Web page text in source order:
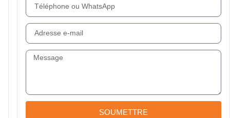
SOUMETTRE